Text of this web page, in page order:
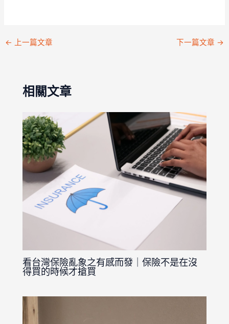
← 上一篇文章 下一篇文章 →
相關文章
看台灣保險亂象之有感而發｜保險不是在沒
得買的時候才搶買